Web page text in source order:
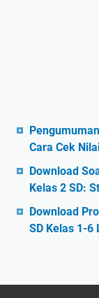
Cara Cek
Download
Kelas 2 SD:
Download
SD Kelas 1-6